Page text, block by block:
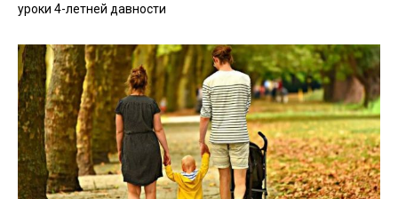
уроки 4-летней давности